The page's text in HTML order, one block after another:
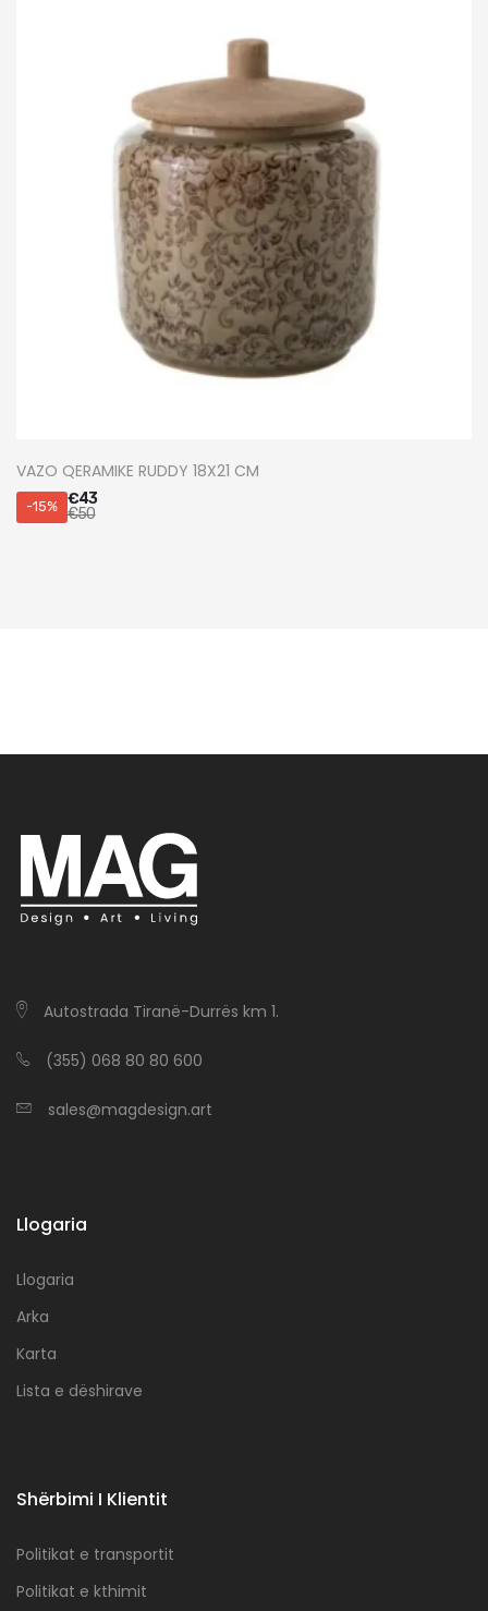
VAZO QERAMIKE RUDDY 18X21 CM
-15% €43
€50
Autostrada Tiranë-Durrës km 1.
(355) 068 80 80 600
sales@magdesign.art
Llogaria
Llogaria
Arka
Karta
Lista e dëshirave
Shërbimi I Klientit
Politikat e transportit
Politikat e kthimit